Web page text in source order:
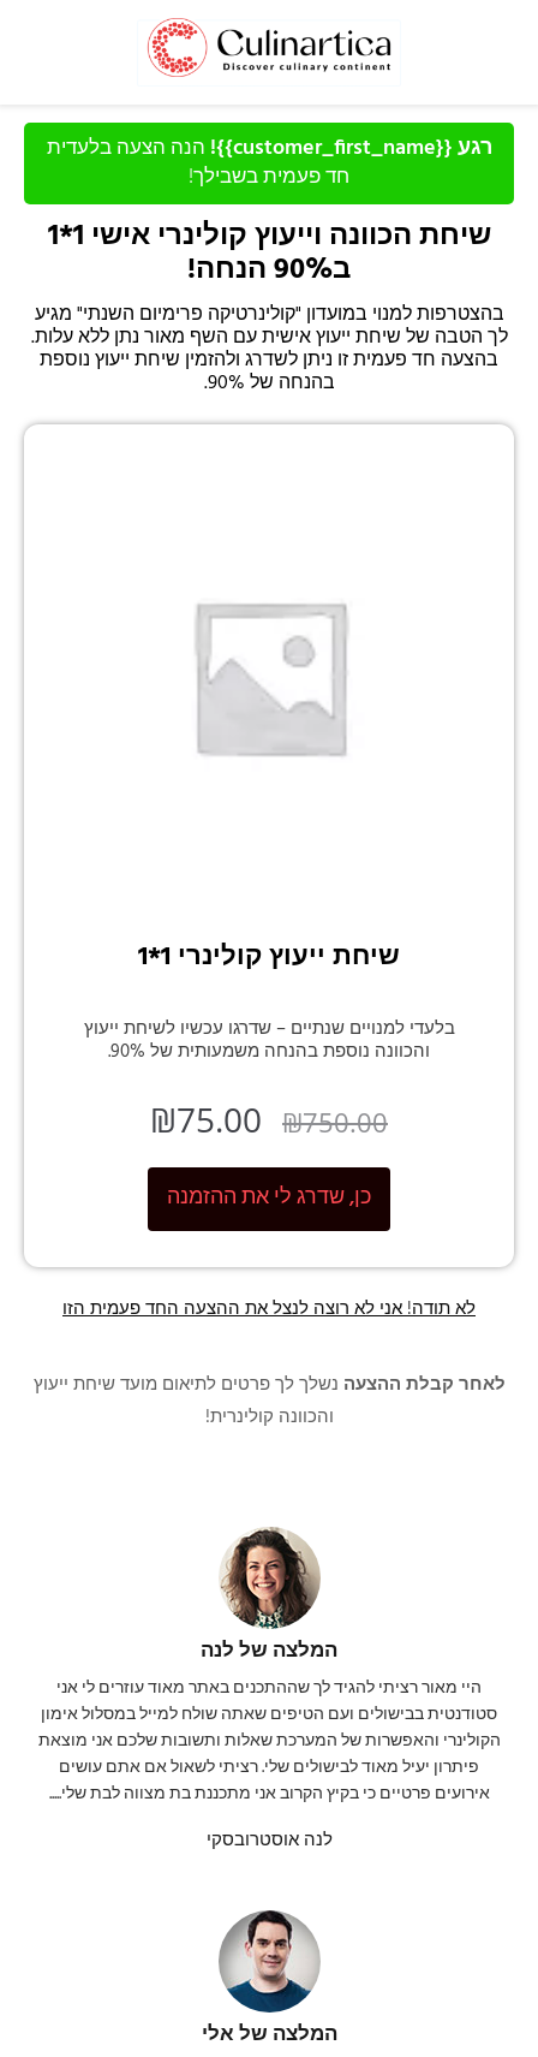
רגע {{customer_first_name}}!
הנה הצעה בלעדית
חד פעמית בשבילך!
שיחת הכוונה וייעוץ קולינרי אישי 1*1
ב90% הנחה!
בהצטרפות למנוי במועדון "קולינרטיקה פרימיום השנתי" מגיע
לך הטבה של שיחת ייעוץ אישית עם השף מאור נתן ללא עלות.
בהצעה חד פעמית זו ניתן לשדרג ולהזמין שיחת ייעוץ נוספת
בהנחה של 90%.
שיחת ייעוץ קולינרי 1*1
בלעדי למנויים שנתיים – שדרגו עכשיו לשיחת ייעוץ
והכוונה נוספת בהנחה משמעותית של 90%.
₪750.00
₪75.00
כן, שדרג לי את ההזמנה
לא תודה! אני לא רוצה לנצל את ההצעה החד פעמית הזו
לאחר קבלת ההצעה נשלך לך פרטים לתיאום מועד שיחת ייעוץ
והכוונה קולינרית!
המלצה של לנה
היי מאור רציתי להגיד לך שההתכנים באתר מאוד עוזרים לי אני
סטודנטית בבישולים ועם הטיפים שאתה שולח למייל במסלול אימון
הקולינרי והאפשרות של המערכת שאלות ותשובות שלכם אני מוצאת
פיתרון יעיל מאוד לבישולים שלי. רציתי לשאול אם אתם עושים
אירועים פרטיים כי בקיץ הקרוב אני מתכננת בת מצווה לבת שלי.....
לנה אוסטרובסקי
המלצה של אלי